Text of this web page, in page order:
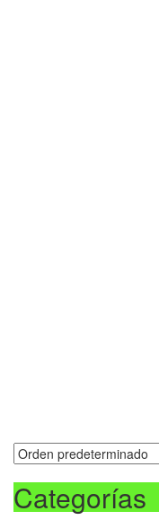
Categorías